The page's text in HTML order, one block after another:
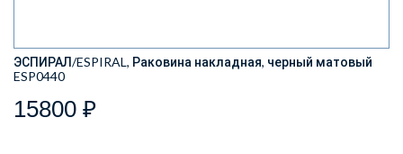
ЭСПИРАЛ/ESPIRAL, Раковина накладная, черный матовый
ESP0440
15800 ₽